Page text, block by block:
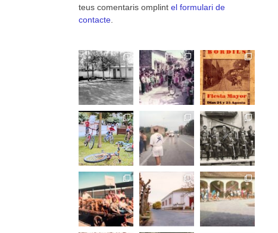
teus comentaris omplint el formulari de
contacte